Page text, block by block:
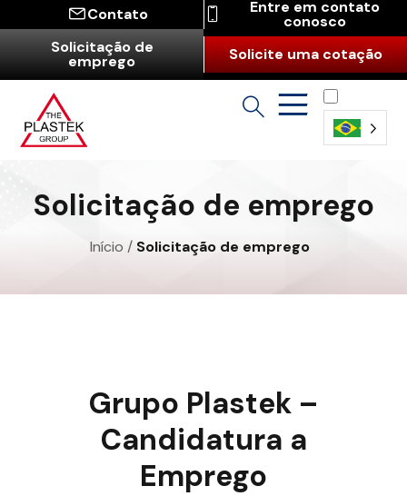
Contato Entre em contato
conosco
Solicitação de
emprego Solicite uma cotação
Solicitação de emprego
Início / Solicitação de emprego
Grupo Plastek –
Candidatura a
Emprego